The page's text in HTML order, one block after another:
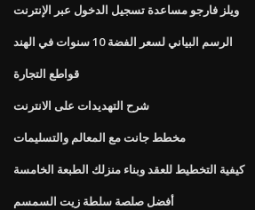
ويلز فارجو مساعدة تسجيل الدخول عبر الإنترنت
الرسم البياني لسعر الفضة 10 سنوات في الهند
قواطع التجارة
شرح التهديدات على الانترنت
مخطط جانت مع المعالم والتسليمات
كيفية التخطيط للعقد وبناء منزلك الطبعة الخامسة
أفضل صلصة سلطة زيت السمسم